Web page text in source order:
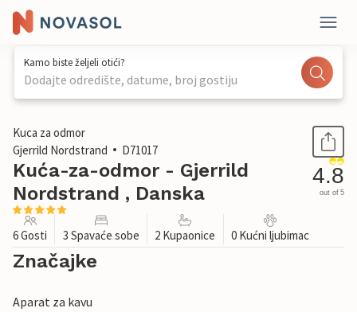
Kamo biste željeli otići?
Dodajte odredište, datume, broj gostiju
1 / 30
Kuca za odmor
Gjerrild Nordstrand
D71017
Kuća-za-odmor - Gjerrild
Nordstrand , Danska
4.8
out of 5
6 Gosti 3 Spavaće sobe 2 Kupaonice 0 Kućni ljubimac
Značajke
Aparat za kavu